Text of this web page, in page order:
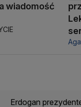
wiadomość
Erdogan